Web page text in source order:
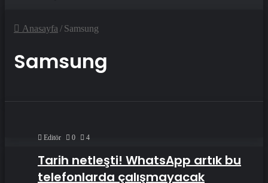
Anasayfa / Samsung
Samsung
Editör 0 4
Tarih netleşti! WhatsApp artık bu
telefonlarda çalışmayacak